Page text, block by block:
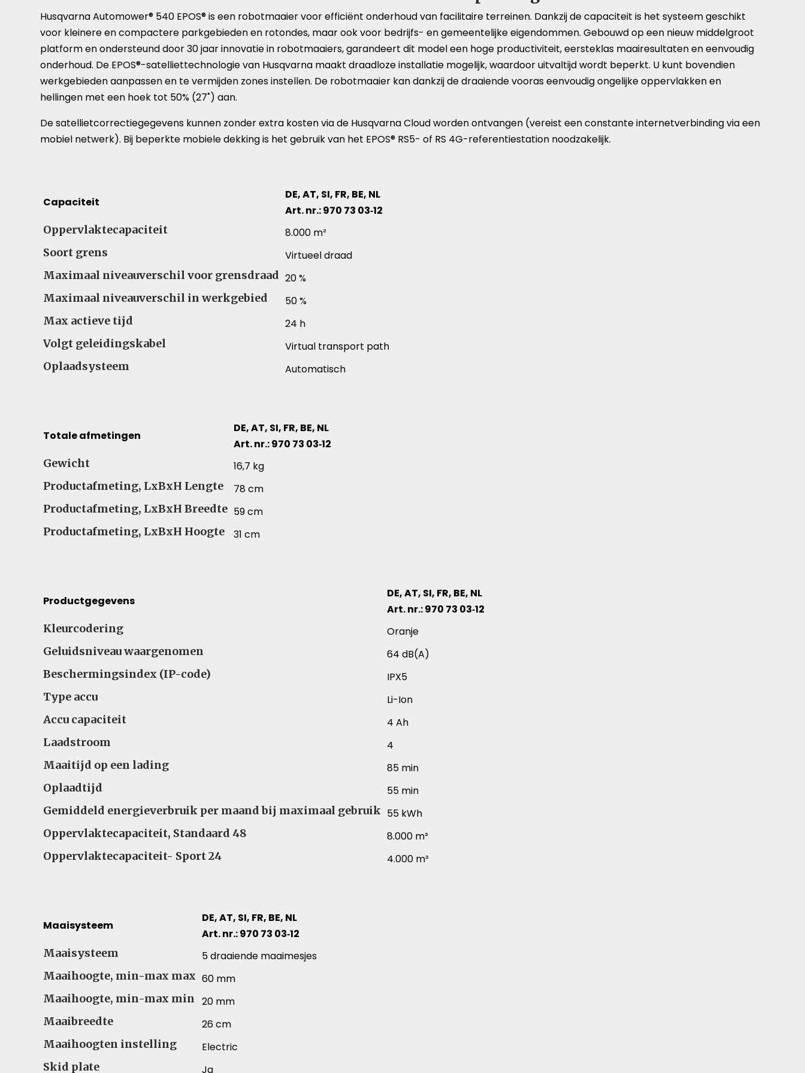
Husqvarna Automower® 540 EPOS® is een robotmaaier voor efficiënt onderhoud van facilitaire terreinen. Dankzij de capaciteit is het systeem geschikt
voor kleinere en compactere parkgebieden en rotondes, maar ook voor bedrijfs- en gemeentelijke eigendommen. Gebouwd op een nieuw middelgroot
platform en ondersteund door 30 jaar innovatie in robotmaaiers, garandeert dit model een hoge productiviteit, eersteklas maairesultaten en eenvoudig
onderhoud. De EPOS®-satelliettechnologie van Husqvarna maakt draadloze installatie mogelijk, waardoor uitvaltijd wordt beperkt. U kunt bovendien
werkgebieden aanpassen en te vermijden zones instellen. De robotmaaier kan dankzij de draaiende vooras eenvoudig ongelijke oppervlakken en
hellingen met een hoek tot 50% (27˚) aan.
De satellietcorrectiegegevens kunnen zonder extra kosten via de Husqvarna Cloud worden ontvangen (vereist een constante internetverbinding via een
mobiel netwerk). Bij beperkte mobiele dekking is het gebruik van het EPOS® RS5- of RS 4G-referentiestation noodzakelijk.
Capaciteit
DE, AT, SI, FR, BE, NL
Art. nr.: 970 73 03‑12
Oppervlaktecapaciteit
8.000 m²
Soort grens
Virtueel draad
Maximaal niveauverschil voor grensdraad 20 %
Maximaal niveauverschil in werkgebied
50 %
Max actieve tijd
24 h
Volgt geleidingskabel
Virtual transport path
Oplaadsysteem
Automatisch
Totale afmetingen – Vergelijk specificaties voor verschillende productartikelen
Totale afmetingen
DE, AT, SI, FR, BE, NL
Art. nr.: 970 73 03‑12
Gewicht
16,7 kg
Productafmeting, LxBxH Lengte
78 cm
Productafmeting, LxBxH Breedte 59 cm
Productafmeting, LxBxH Hoogte
31 cm
Productgegevens – Vergelijk specificaties voor verschillende productartikelen
Productgegevens
DE, AT, SI, FR, BE, NL
Art. nr.: 970 73 03‑12
Kleurcodering
Oranje
Geluidsniveau waargenomen
64 dB(A)
Beschermingsindex (IP-code)
IPX5
Type accu
Li-Ion
Accu capaciteit
4 Ah
Laadstroom
4
Maaitijd op een lading
85 min
Oplaadtijd
55 min
Gemiddeld energieverbruik per maand bij maximaal gebruik 55 kWh
Oppervlaktecapaciteit, Standaard 48
8.000 m²
Oppervlaktecapaciteit- Sport 24
4.000 m²
Maaisysteem – Vergelijk specificaties voor verschillende productartikelen
Maaisysteem
DE, AT, SI, FR, BE, NL
Art. nr.: 970 73 03‑12
Maaisysteem
5 draaiende maaimesjes
Maaihoogte, min-max max 60 mm
Maaihoogte, min-max min 20 mm
Maaibreedte
26 cm
Maaihoogten instelling
Electric
Skid plate
Ja